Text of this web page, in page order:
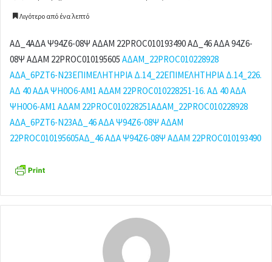
d
a
a
i
l
Λιγότερο από ένα λεπτό
ΑΔ_4ΑΔΑ Ψ94Ζ6-08Ψ ΑΔΑΜ 22PROC010193490 ΑΔ_46 ΑΔΑ 94Ζ6-
08Ψ ΑΔΑΜ 22PROC010195605 ΑΔΑΜ_22PROC010228928
ΑΔΑ_6ΡΖΤ6-Ν23ΕΠΙΜΕΛΗΤΗΡΙΑ Δ.14_22ΕΠΙΜΕΛΗΤΗΡΙΑ Δ.14_226.
ΑΔ 40 ΑΔΑ ΨΗ0Ο6-ΑΜ1 ΑΔΑΜ 22PROC010228251-16. ΑΔ 40 ΑΔΑ
ΨΗ0Ο6-ΑΜ1 ΑΔΑΜ 22PROC010228251ΑΔΑΜ_22PROC010228928
ΑΔΑ_6ΡΖΤ6-Ν23ΑΔ_46 ΑΔΑ Ψ94Ζ6-08Ψ ΑΔΑΜ
22PROC010195605ΑΔ_46 ΑΔΑ Ψ94Ζ6-08Ψ ΑΔΑΜ 22PROC010193490